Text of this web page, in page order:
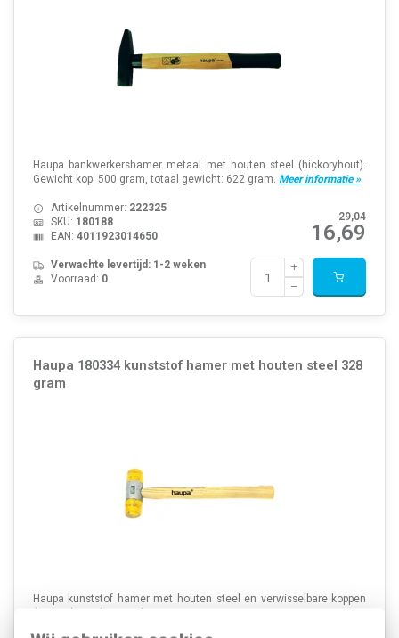
Haupa bankwerkershamer metaal met houten steel (hickoryhout).
Gewicht kop: 500 gram, totaal gewicht: 622 gram. Meer informatie »
29,04
16,69
Artikelnummer: 222325
SKU: 180188
EAN: 4011923014650
Verwachte levertijd: 1-2 weken
Voorraad: 0
Haupa 180334 kunststof hamer met houten steel 328
gram
Haupa kunststof hamer met houten steel en verwisselbare koppen
(32 mm), totale gewicht: 328 gram.